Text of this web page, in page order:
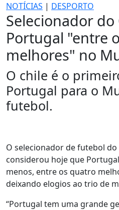
NOTÍCIAS | DESPORTO
Selecionador do
Portugal "entre
melhores" no
O chile é o
Portugal para o
futebol.
O selecionador de futebol do
considerou hoje que
menos, entre os quatro
deixando elogios ao trio de
“Portugal tem uma grande